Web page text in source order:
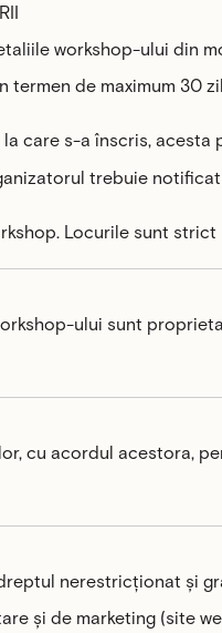
workshop-ului din
de maximum 30
care s-a înscris,
trebuie
Locurile sunt
ului sunt
cu acordul acestora,
nerestricționat și
și de marketing (site